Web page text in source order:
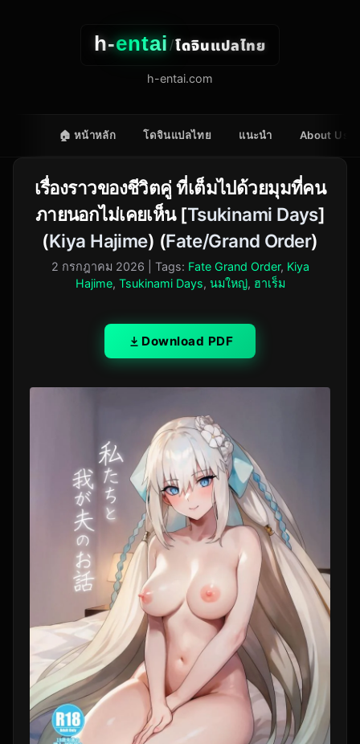
h-entai/โดจินแปลไทย
h-entai.com
🏠 หน้าหลัก โดจินแปลไทย แนะนำ About Us
เรื่องราวของชีวิตคู่ ที่เต็มไปด้วยมุมที่คน
ภายนอกไม่เคยเห็น [Tsukinami Days]
(Kiya Hajime) (Fate/Grand Order)
2 กรกฎาคม 2026 | Tags: Fate Grand Order, Kiya
Hajime, Tsukinami Days, นมใหญ่, ฮาเร็ม
Download PDF